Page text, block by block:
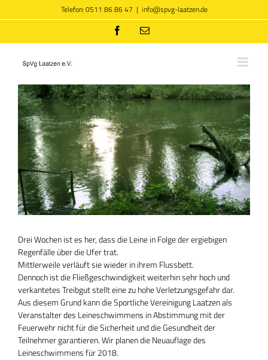
Inhalt
Telefon: 0511 86 86 47 | info@spvg-laatzen.de
Facebook
E-
Zeige
grösseres
Bild
Drei Wochen ist es her, dass die Leine in Folge der ergiebigen
Regenfälle über die Ufer trat.
Mittlerweile verläuft sie wieder in ihrem Flussbett.
Dennoch ist die Fließgeschwindigkeit weiterhin sehr hoch und
verkantetes Treibgut stellt eine zu hohe Verletzungsgefahr dar.
Aus diesem Grund kann die Sportliche Vereinigung Laatzen als
Veranstalter des Leineschwimmens in Abstimmung mit der
Feuerwehr nicht für die Sicherheit und die Gesundheit der
Teilnehmer garantieren. Wir planen die Neuauflage des
Leineschwimmens für 2018.